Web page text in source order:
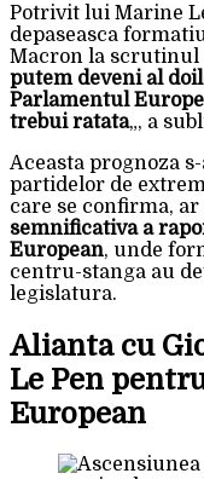
Potrivit lui Marine
depaseasca
Macron la scrutinul
putem deveni al
Parlamentul
trebui ratata„, a
Aceasta prognoza
partidelor de
care se confirma,
semnificativa a
European, unde
centru-stanga au
legislatura.
Alianta cu
Le Pen
European